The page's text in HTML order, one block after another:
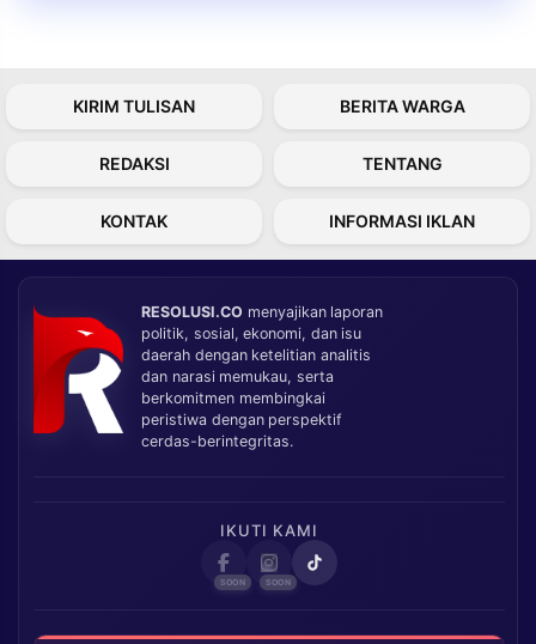
KIRIM TULISAN BERITA WARGA
REDAKSI TENTANG
KONTAK INFORMASI IKLAN
RESOLUSI.CO menyajikan laporan
politik, sosial, ekonomi, dan isu
daerah dengan ketelitian analitis
dan narasi memukau, serta
berkomitmen membingkai
peristiwa dengan perspektif
cerdas-berintegritas.
IKUTI KAMI